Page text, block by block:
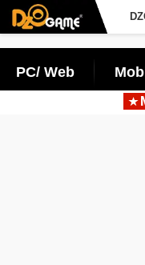
PC/ Web
2 khép lại với hành trình